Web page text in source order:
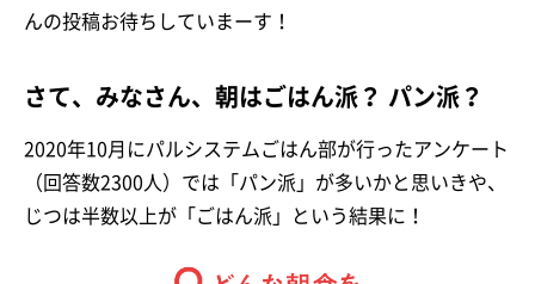
んの投稿お待ちしていまーす！
さて、みなさん、朝はごはん派？ パン派？
2020年10月にパルシステムごはん部が行ったアンケート
（回答数2300人）では「パン派」が多いかと思いきや、
じつは半数以上が「ごはん派」という結果に！